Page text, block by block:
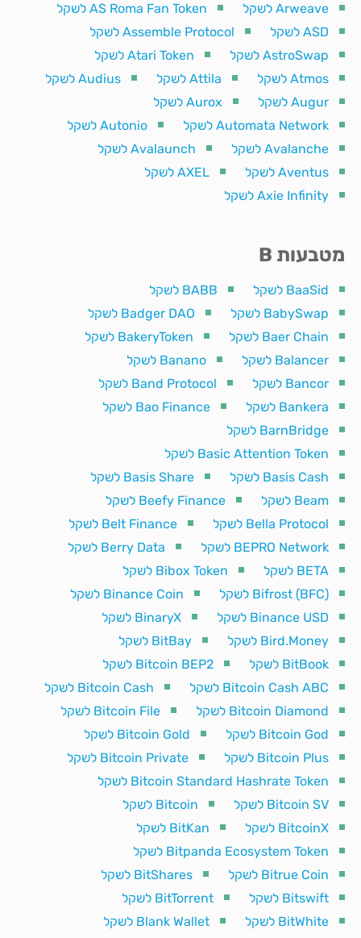
Arweave לשקל
AS Roma Fan Token לשקל
ASD לשקל
Assemble Protocol לשקל
AstroSwap לשקל
Atari Token לשקל
Atmos לשקל
Attila לשקל
Audius לשקל
Augur לשקל
Aurox לשקל
Automata Network לשקל
Autonio לשקל
Avalanche לשקל
Avalaunch לשקל
Aventus לשקל
AXEL לשקל
Axie Infinity לשקל
מטבעות B
BaaSid לשקל
BABB לשקל
BabySwap לשקל
Badger DAO לשקל
Baer Chain לשקל
BakeryToken לשקל
Balancer לשקל
Banano לשקל
Bancor לשקל
Band Protocol לשקל
Bankera לשקל
Bao Finance לשקל
BarnBridge לשקל
Basic Attention Token לשקל
Basis Cash לשקל
Basis Share לשקל
Beam לשקל
Beefy Finance לשקל
Bella Protocol לשקל
Belt Finance לשקל
BEPRO Network לשקל
Berry Data לשקל
BETA לשקל
Bibox Token לשקל
Bifrost (BFC) לשקל
Binance Coin לשקל
Binance USD לשקל
BinaryX לשקל
Bird.Money לשקל
BitBay לשקל
BitBook לשקל
Bitcoin BEP2 לשקל
Bitcoin Cash ABC לשקל
Bitcoin Cash לשקל
Bitcoin Diamond לשקל
Bitcoin File לשקל
Bitcoin God לשקל
Bitcoin Gold לשקל
Bitcoin Plus לשקל
Bitcoin Private לשקל
Bitcoin Standard Hashrate Token לשקל
Bitcoin SV לשקל
Bitcoin לשקל
BitcoinX לשקל
BitKan לשקל
Bitpanda Ecosystem Token לשקל
Bitrue Coin לשקל
BitShares לשקל
Bitswift לשקל
BitTorrent לשקל
BitWhite לשקל
Blank Wallet לשקל